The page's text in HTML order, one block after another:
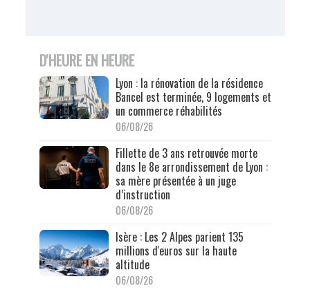
D'HEURE EN HEURE
Lyon : la rénovation de la résidence
Bancel est terminée, 9 logements et
un commerce réhabilités
06/08/26
Fillette de 3 ans retrouvée morte
dans le 8e arrondissement de Lyon :
sa mère présentée à un juge
d’instruction
06/08/26
Isère : Les 2 Alpes parient 135
millions d'euros sur la haute
altitude
06/08/26